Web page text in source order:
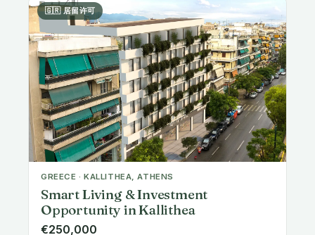
🇬🇷 居留许可
GREECE · KALLITHEA, ATHENS
Smart Living & Investment
Opportunity in Kallithea
€250,000